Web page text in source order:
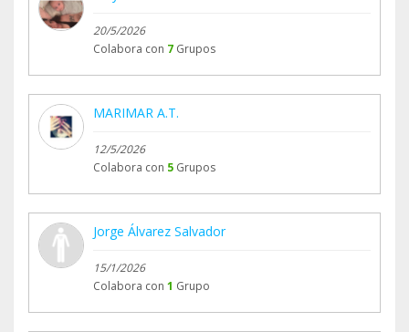
20/5/2026
Colabora con 7 Grupos
MARIMAR A.T.
12/5/2026
Colabora con 5 Grupos
Jorge Álvarez Salvador
15/1/2026
Colabora con 1 Grupo